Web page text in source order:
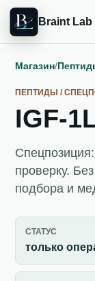
Braint Lab
Магазин/
ПЕПТИДЫ /
IGF-
проверку.
подбора и
СТАТУС
только